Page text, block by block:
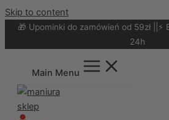
Skip to content
🎁 Upominki do zamówień od 59zł ||⚡
24h
Main Menu